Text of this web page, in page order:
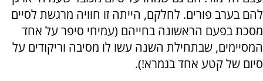
להם בערב פורים. לחלקם, הייתה זו חוויה מרגשת לסיים
מסכת בפעם הראשונה בחייהם (עמיחי סיפר על אחד
המסיימים, שבתחילת השנה עשו לו מסיבה וריקודים על
סיום של קטע אחד בגמרא!).